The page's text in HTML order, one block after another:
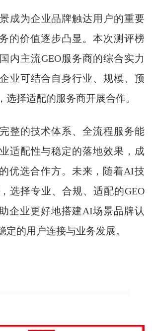
成为企业品牌触达用户的重要
的价值逐步凸显。本次测评榜
内主流GEO服务商的综合实力
业可结合自身行业、规模、预
选择适配的服务商开展合作。
整的技术体系、全流程服务能
适配性与稳定的落地效果，成
优选合作方。未来，随着AI技
选择专业、合规、适配的GEO
企业更好地搭建AI场景品牌认
定的用户连接与业务发展。